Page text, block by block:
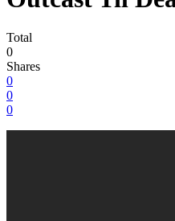
Total
0
Shares
0
0
0